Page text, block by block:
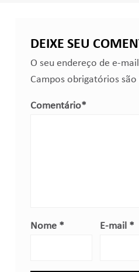
DEIXE SEU
O seu endereço de e-
Campos obrigatórios
Comentário*
Nome * E-mail *